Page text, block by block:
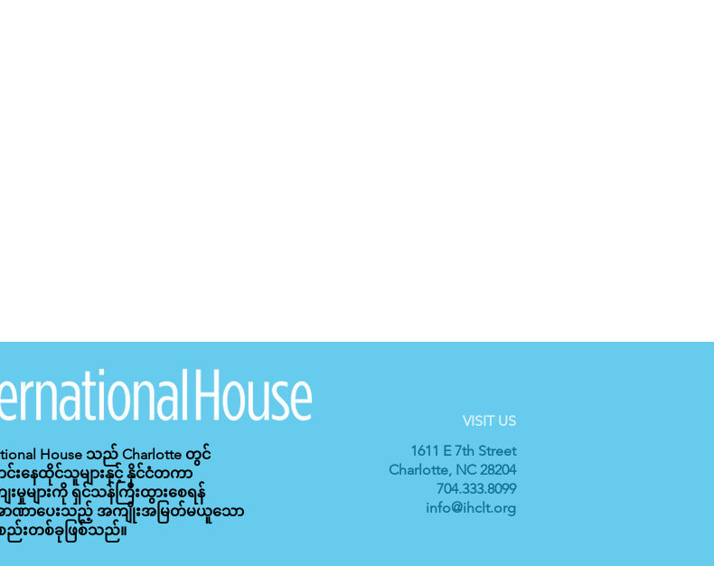
House သည် Charlotte တွင်
င်းနေထိုင်သူများနှင့် နိုင်ငံတကာ
မှုများကို ရှင်သန်ကြီးထွားစေရန်
ဏာပေးသည့် အကျိုးအမြတ်မယူသော
းတစ်ခုဖြစ်သည်။
VISIT US
1611 E 7th Street
Charlotte, NC 28204
704.333.8099
info@ihclt.org